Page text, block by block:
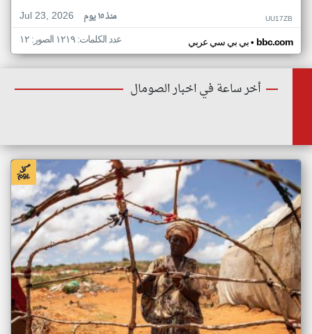
Jul 23, 2026
منذ ١٥ يوم UU17ZB
بي بي سي عربي• bbc.com عدد الكلمات: ١٢١٩ الصور: ١٢
أخر ساعة في اخبار الصومال